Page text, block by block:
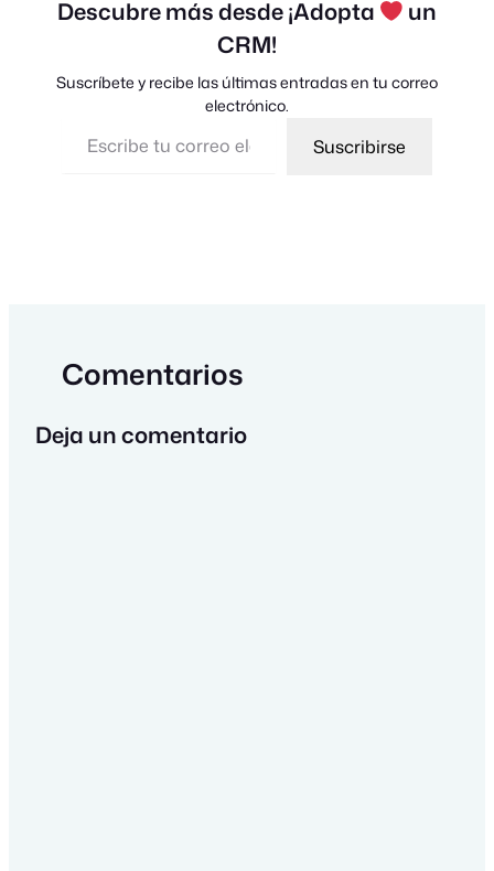
Descubre más desde ¡Adopta
un
CRM!
Suscríbete y recibe las últimas entradas en tu correo
electrónico.
Suscribirse
Comentarios
Deja un comentario